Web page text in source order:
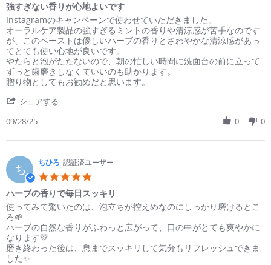
rating
強すぎない香りが心地よいです
Review
by
も
ね
on
28
Sep
review
stating
強
す
ぎ
な
い
り
心
よ
で
す
Instagramのキャンペーンで使わせていただきました。
オーラルケア製品の強すぎるミントの香りや清涼感が苦手なのです
が、このペーストは優しいハーブの香りとさわやかな清涼感があっ
てとても使い心地が良いです。
やたらと泡がたたないので、朝の忙しい時間に洗面台の前に立って
ずっと歯磨きしなくていいのも助かります。
贈り物としてもお勧めだと思います。
シェアする
も
on
28
Sep
2025
09/28/25 0 0
ち ちひろ 認証済ユーザー
rating
ハーブの香りで毎日スッキリ
Review
by
ち
ひ
ろ
on
review
stating
ハ
ー
ブ
の
使ってみて驚いたのは、泡立ちが控えめなのにしっかり磨けるとこ
ろ🌱
ハーブの自然な香りがふわっと広がって、口の中がとても爽やかに
なります💚
磨き終わった後は、息までスッキリして気分もリフレッシュできま
した✨